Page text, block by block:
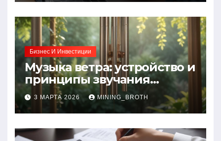
Бизнес И Инвестиции
Музыка ветра: устройство и
принципы звучания
колокольчиков
3 МАРТА 2026 MINING_BROTH